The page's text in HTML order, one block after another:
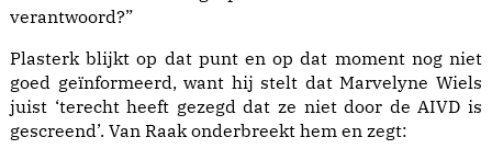
verantwoord?”
Plasterk blijkt op dat punt en op dat moment nog niet
goed geïnformeerd, want hij stelt dat Marvelyne Wiels
juist ‘terecht heeft gezegd dat ze niet door de AIVD is
gescreend’. Van Raak onderbreekt hem en zegt: